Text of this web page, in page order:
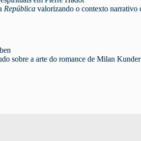
República valorizando o contexto narrativo
sobre a arte do romance de Milan Kunder